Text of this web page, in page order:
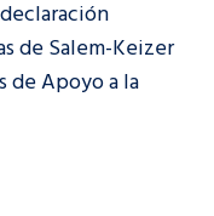
de Salem-Keizer
de Apoyo a la